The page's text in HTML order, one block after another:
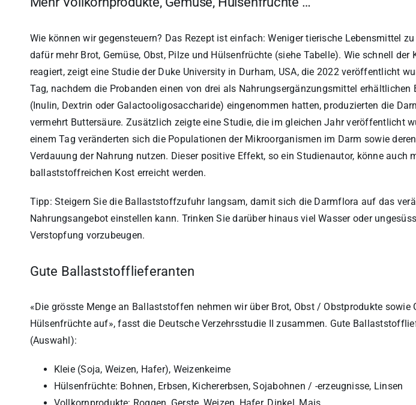
Wie können wir gegensteuern? Das Rezept ist einfach: Weniger tierische Lebensmittel
dafür mehr Brot, Gemüse, Obst, Pilze und Hülsenfrüchte (siehe Tabelle). Wie schnell der
reagiert, zeigt eine Studie der Duke University in Durham, USA, die 2022 veröffentlicht
Tag, nachdem die Probanden einen von drei als Nahrungsergänzungsmittel
(Inulin, Dextrin oder Galactooligosaccharide) eingenommen hatten, produzierten die
vermehrt Buttersäure. Zusätzlich zeigte eine Studie, die im gleichen Jahr veröffentlicht
einem Tag veränderten sich die Populationen der Mikroorganismen im Darm sowie
Verdauung der Nahrung nutzen. Dieser positive Effekt, so ein Studienautor, könne auch
ballaststoffreichen Kost erreicht werden.
Tipp: Steigern Sie die Ballaststoffzufuhr langsam, damit sich die Darmflora auf das
Nahrungsangebot einstellen kann. Trinken Sie darüber hinaus viel Wasser oder
Verstopfung vorzubeugen.
Gute Ballaststofflieferanten
«Die grösste Menge an Ballaststoffen nehmen wir über Brot, Obst / Obstprodukte sowie
Hülsenfrüchte auf», fasst die Deutsche Verzehrsstudie II zusammen. Gute
(Auswahl):
Kleie (Soja, Weizen, Hafer), Weizenkeime
Hülsenfrüchte: Bohnen, Erbsen, Kichererbsen, Sojabohnen / -erzeugnisse, Linsen